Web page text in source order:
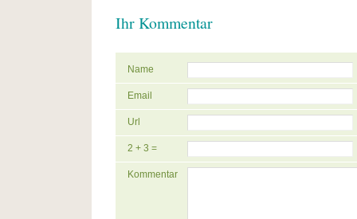
Ihr Kommentar
Name
Email
Url
2 + 3 =
Kommentar